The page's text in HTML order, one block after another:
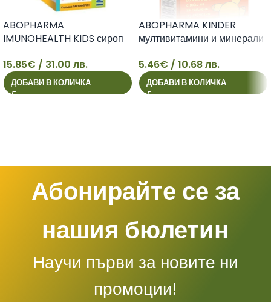
15
ABOPHARMA
IMUNOHEALTH KIDS сироп
100ml
15.85€ / 31.00 лв.
ДОБАВИ В КОЛИЧКА
5
ABOPHARMA KINDER
мултивитамини и минерали
5.46€ / 10.68 лв.
ДОБАВИ В КОЛИЧКА
Абонирайте се за
нашия бюлетин
Научи първи за новите ни
промоции!